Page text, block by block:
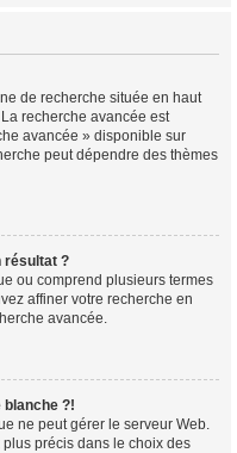
de recherche située en haut
recherche avancée est
avancée » disponible sur
peut dépendre des thèmes
résultat ?
ou comprend plusieurs termes
affiner votre recherche en
avancée.
blanche ?!
ne peut gérer le serveur Web.
précis dans le choix des